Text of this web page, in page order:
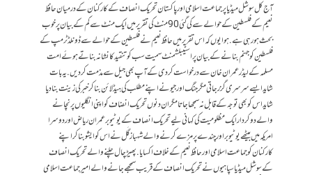
آج کل سوشل میڈیا پر جماعت اسلامی اور پاکستان تحریک انصاف کے کارکنان کے درمیان حافظ
نعیم کے فلسطین کے حوالے سے کی گئی 90 منٹ کی تقریر میں ایک منٹ سے کم کے بیان پر خوب
بحث ہورہی ہے. ہوا یوں کہ اس تقریر میں حافظ نعیم نے فلسطین کے حوالے سے ڈونلڈ ٹرمپ کے
فلسطین کو جہنم بنانے کے بیان پر اسٹیبلشمنٹ سمیت سب کو تنقید کا نشانہ بناتے ہوئے امت
مسلمہ کے لیڈر عمران خان سے درخواست کردی کے آپ بھی جیل سے مذمت کردیں . یہ بات
شاید ایسے سرسری گزر جاتی مگر جنگ اور جیو نے اپنے مطلب کی ہیڈ لائن بنا کر خبرکی زینت بنا دیا
شاید اس کو بھی توجہ کے قابل نہ سمجھا جاتا مگر ان دنوں تحریک انضاف کو اپنی انگلیوں پر نچانے
والے دو کردار ایک مظلومیت کی کہانی لیے تحریک انصاف کے یوٹیوبر عمران ریاض اور دوسرا
امریکہ میں بیٹھے یو ٹیوبر اور چندے پر مزے کرنے والے شہباز گَل نے اس کو ایشو بنا کراپنے
کارکنان کو جماعت اسلامی اور حافظ نعیم کے خلاف اکسایا .پھیڑ چال چلنے والے تحریک انصاف
کے سوشل میڈیا سپاہیوں نے تحریک انصاف کے قریب سمجھے جانے والے امیر جماعت اسلامی